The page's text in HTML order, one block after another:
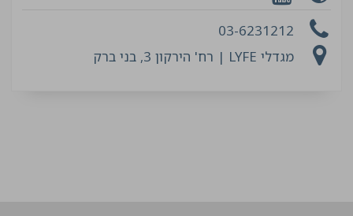
03-6231212
מגדלי LYFE | רח' הירקון 3, בני ברק